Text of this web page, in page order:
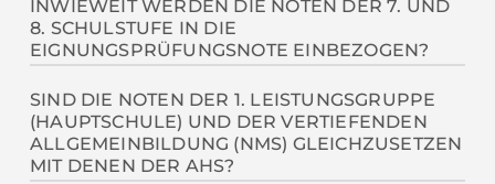
Kommunikationsfähigkeit sowie eine schulärztliche
Untersuchung. Nähere Informationen finden Sie auf
unserer Homepage unterAnmeldung
Zwei Klassen, das heißt etwa 60 Schülerinnen und
Schüler.
INWIEWEIT WERDEN DIE NOTEN DER 7. UND
8. SCHULSTUFE IN DIE
EIGNUNGSPRÜFUNGSNOTE EINBEZOGEN?
Ab einem “Befriedigend” in Deutsch, Englisch und
Mathematik in der achten Schulstufe in der zweiten
Leistungsgruppe der Hauptschule bzw. der
grundlegenden Allgemeinbildung der Neuen
SIND DIE NOTEN DER 1. LEISTUNGSGRUPPE
(HAUPTSCHULE) UND DER VERTIEFENDEN
ALLGEMEINBILDUNG (NMS) GLEICHZUSETZEN
MIT DENEN DER AHS?